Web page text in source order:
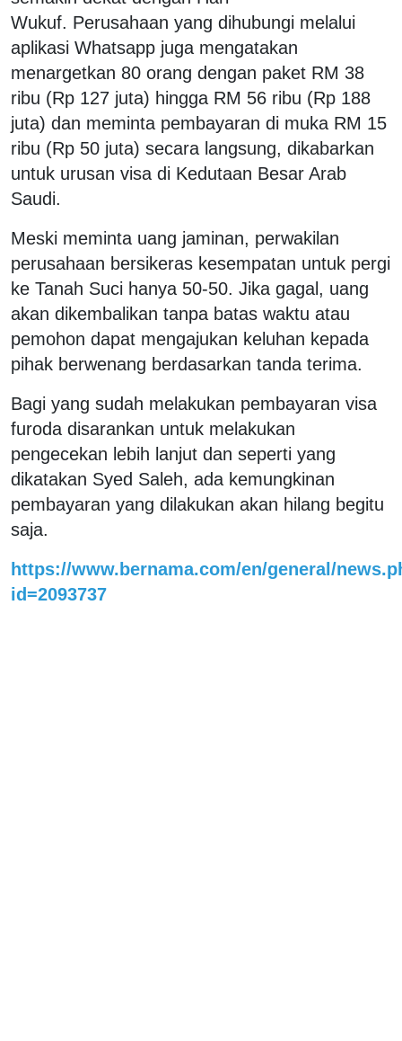
Wukuf. Perusahaan yang dihubungi melalui
aplikasi Whatsapp juga mengatakan
menargetkan 80 orang dengan paket RM 38
ribu (Rp 127 juta) hingga RM 56 ribu (Rp 188
juta) dan meminta pembayaran di muka RM 15
ribu (Rp 50 juta) secara langsung, dikabarkan
untuk urusan visa di Kedutaan Besar Arab
Saudi.
Meski meminta uang jaminan, perwakilan
perusahaan bersikeras kesempatan untuk pergi
ke Tanah Suci hanya 50-50. Jika gagal, uang
akan dikembalikan tanpa batas waktu atau
pemohon dapat mengajukan keluhan kepada
pihak berwenang berdasarkan tanda terima.
Bagi yang sudah melakukan pembayaran visa
furoda disarankan untuk melakukan
pengecekan lebih lanjut dan seperti yang
dikatakan Syed Saleh, ada kemungkinan
pembayaran yang dilakukan akan hilang begitu
saja.
https://www.bernama.com/en/general/
id=2093737